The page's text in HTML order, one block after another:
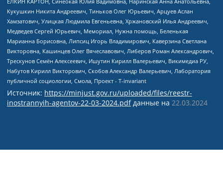
Источник: https://minjust.gov.ru/uploaded/files/reestr-
inostrannyih-agentov-22-03-2024.pdfданные на 22.03.2024